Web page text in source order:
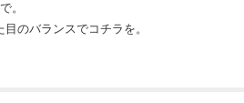
。
のバランスでコチラを。